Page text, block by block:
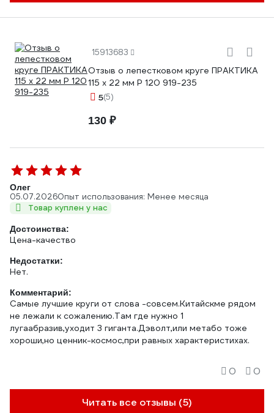
15913683
Отзыв о лепестковом круге ПРАКТИКА
115 х 22 мм Р 120 919-235
5(5)
130 ₽
Олег
05.07.2026Опыт использования: Менее месяца
Товар куплен у нас
Достоинства:
Цена-качество
Недостатки:
Нет.
Комментарий:
Самые лучшие круги от слова -совсем.Китайскме рядом
не лежали к сожалению.Там где нужно 1
лугаабразив,уходит 3 гиганта.Дэволт,или метабо тоже
хороши,но ценник-космос,при равных характеристихах.
Читать все отзывы (5)
0 0